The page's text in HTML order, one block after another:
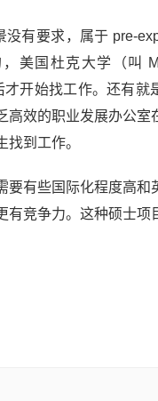
有要求，属于 pre-
美国杜克大学（叫
开始找工作。还有就
高效的职业发展办公室
到工作。
要有些国际化程度高和
有竞争力。这种硕士项